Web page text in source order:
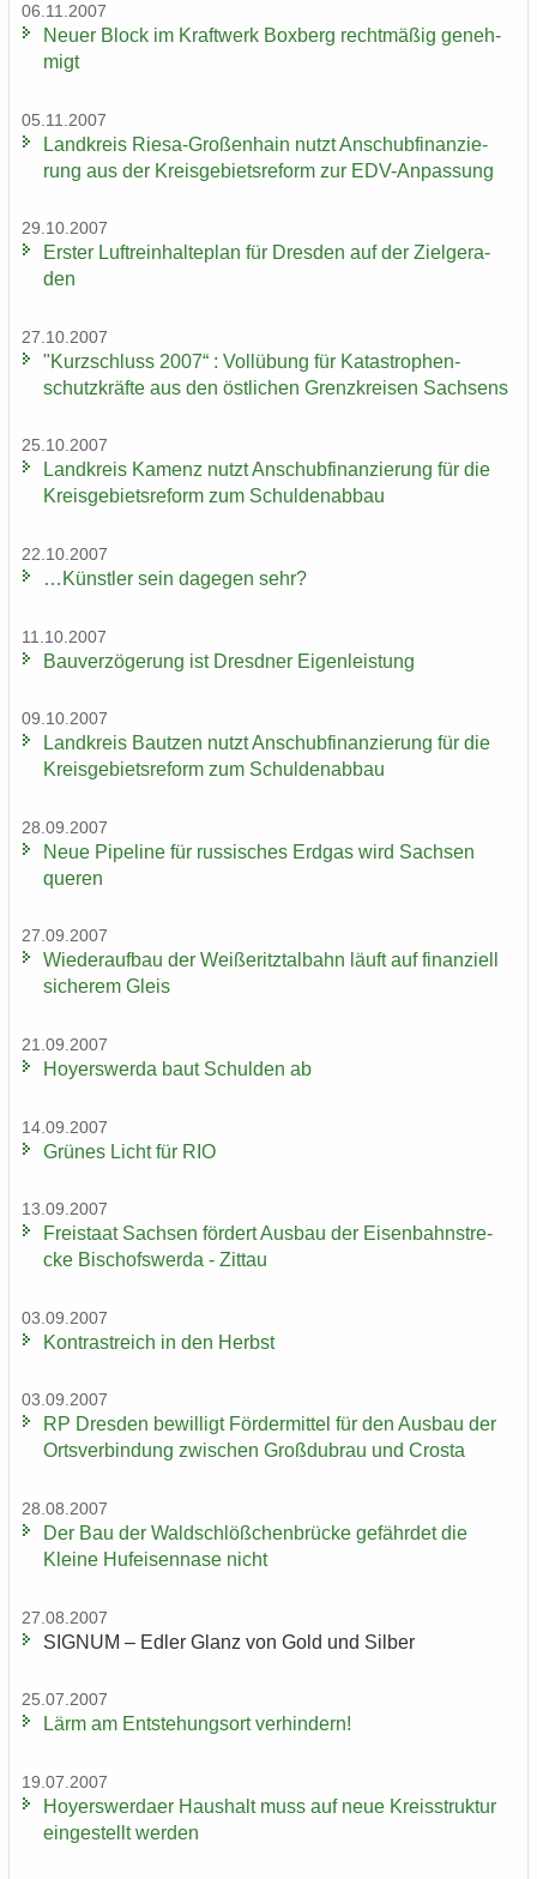
06.11.2007
Neuer Block im Kraft­werk Box­berg recht­mä­ßig ge­neh­
migt
05.11.2007
Land­kreis Riesa-​Großenhain nutzt An­schub­fi­nan­zie­
rung aus der Kreis­ge­biets­re­form zur EDV-​Anpassung
29.10.2007
Ers­ter Luft­rein­hal­te­plan für Dres­den auf der Ziel­ge­ra­
den
27.10.2007
"Kurz­schluss 2007“ : Voll­übung für Ka­ta­stro­phen­
schutz­kräf­te aus den öst­li­chen Grenz­krei­sen Sach­sens
25.10.2007
Land­kreis Ka­menz nutzt An­schub­fi­nan­zie­rung für die
Kreis­ge­biets­re­form zum Schul­den­ab­bau
22.10.2007
…Künst­ler sein da­ge­gen sehr?
11.10.2007
Bau­ver­zö­ge­rung ist Dresd­ner Ei­gen­leis­tung
09.10.2007
Land­kreis Baut­zen nutzt An­schub­fi­nan­zie­rung für die
Kreis­ge­biets­re­form zum Schul­den­ab­bau
28.09.2007
Neue Pipe­line für rus­si­sches Erd­gas wird Sach­sen
que­ren
27.09.2007
Wie­der­auf­bau der Wei­ße­ritz­tal­bahn läuft auf fi­nan­zi­ell
si­che­rem Gleis
21.09.2007
Ho­yers­wer­da baut Schul­den ab
14.09.2007
Grü­nes Licht für RIO
13.09.2007
Frei­staat Sach­sen för­dert Aus­bau der Ei­sen­bahn­stre­
cke Bi­schofs­wer­da - Zit­tau
03.09.2007
Kon­trast­reich in den Herbst
03.09.2007
RP Dres­den be­wil­ligt För­der­mit­tel für den Aus­bau der
Orts­ver­bin­dung zwi­schen Groß­du­brau und Crosta
28.08.2007
Der Bau der Wald­schlöß­chen­brü­cke ge­fähr­det die
Klei­ne Huf­ei­sen­na­se nicht
27.08.2007
SI­GNUM – Edler Glanz von Gold und Sil­ber
25.07.2007
Lärm am Ent­ste­hungs­ort ver­hin­dern!
19.07.2007
Ho­yers­wer­da­er Haus­halt muss auf neue Kreis­struk­tur
ein­ge­stellt wer­den